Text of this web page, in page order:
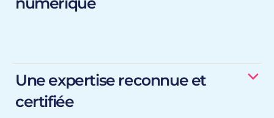
Sécuriser des sites web et serveurs ;
Une expertise reconnue et
certifiée